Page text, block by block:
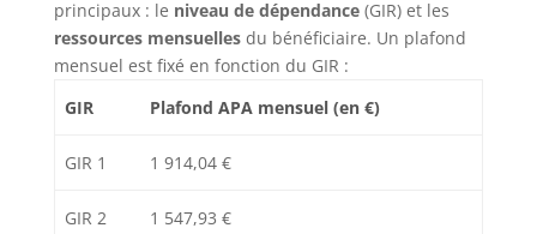
principaux : le niveau de dépendance(GIR) et les
ressources mensuellesdu bénéficiaire. Un plafond
mensuel est fixé en fonction du GIR :
GIR
Plafond APA mensuel (en €)
GIR 1 1 914,04 €
GIR 2 1 547,93 €